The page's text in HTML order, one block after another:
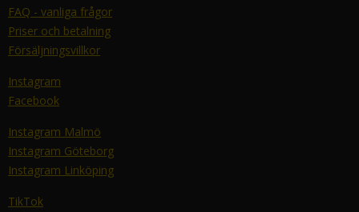
FAQ - vanliga frågor
Priser och betalning
Försäljningsvillkor
Instagram
Facebook
Instagram Malmö
Instagram Göteborg
Instagram Linköping
TikTok